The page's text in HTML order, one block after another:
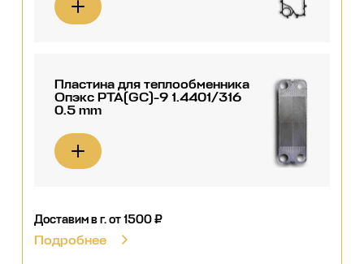
Пластина для теплообменника
Опэкс РТА(GC)-9 1.4401/316
0.5 mm
Доставим в г.от 1500 ₽
Подробнее